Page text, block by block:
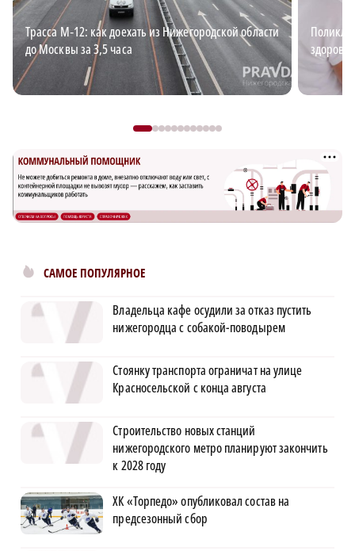
Трасса М‑12: как доехать из Нижегородской области
до Москвы за 3,5 часа
САМОЕ ПОПУЛЯРНОЕ
Владельца кафе осудили за отказ пустить
нижегородца с собакой-поводырем
Стоянку транспорта ограничат на улице
Красносельской с конца августа
Строительство новых станций
нижегородского метро планируют закончить
к 2028 году
ХК «Торпедо» опубликовал состав на
предсезонный сбор